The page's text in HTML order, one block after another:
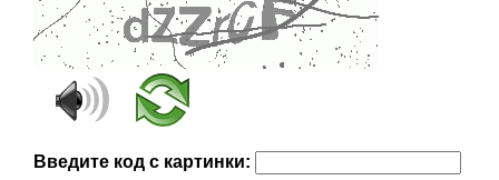
Введите код с картинки: